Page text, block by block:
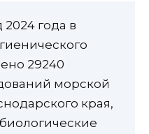
года в
29240
морской
края,